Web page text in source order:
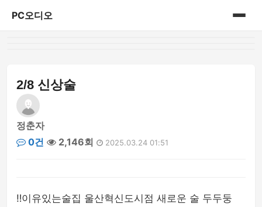
PC오디오
2/8 신상술
정춘자
0건
2,146회 2025.03.24 01:51
‼️이유있는술집 울산혁신도시점 새로운 술 두두둥